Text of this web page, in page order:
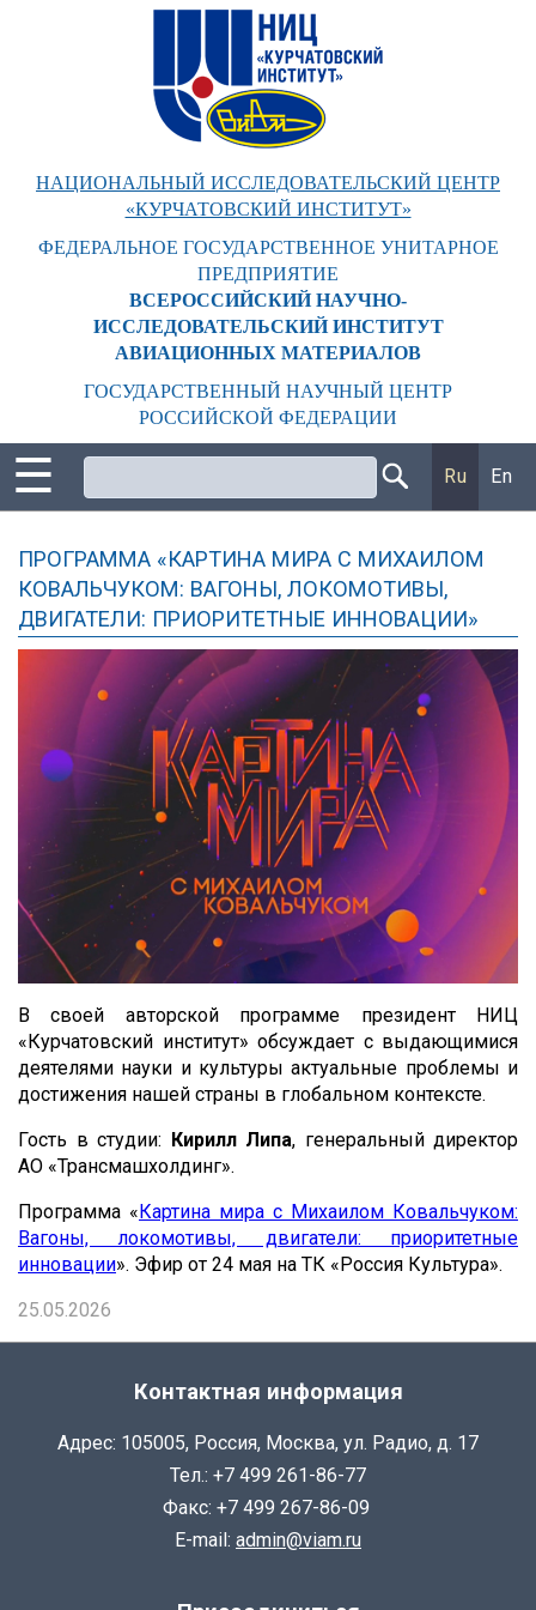
НАЦИОНАЛЬНЫЙ ИССЛЕДОВАТЕЛЬСКИЙ ЦЕНТР
«КУРЧАТОВСКИЙ ИНСТИТУТ»
ФЕДЕРАЛЬНОЕ ГОСУДАРСТВЕННОЕ УНИТАРНОЕ
ПРЕДПРИЯТИЕ
ВСЕРОССИЙСКИЙ НАУЧНО-
ИССЛЕДОВАТЕЛЬСКИЙ ИНСТИТУТ
АВИАЦИОННЫХ МАТЕРИАЛОВ
ГОСУДАРСТВЕННЫЙ НАУЧНЫЙ ЦЕНТР
РОССИЙСКОЙ ФЕДЕРАЦИИ
☰ Ru En
ПРОГРАММА «КАРТИНА МИРА С МИХАИЛОМ
КОВАЛЬЧУКОМ: ВАГОНЫ, ЛОКОМОТИВЫ,
ДВИГАТЕЛИ: ПРИОРИТЕТНЫЕ ИННОВАЦИИ»
В своей авторской программе президент НИЦ
«Курчатовский институт» обсуждает с выдающимися
деятелями науки и культуры актуальные проблемы и
достижения нашей страны в глобальном контексте.
Гость в студии: Кирилл Липа, генеральный директор
АО «Трансмашхолдинг».
Программа «Картина мира с Михаилом Ковальчуком:
Вагоны, локомотивы, двигатели: приоритетные
инновации». Эфир от 24 мая на ТК «Россия Культура».
25.05.2026
Контактная информация
Адрес: 105005, Россия, Москва, ул. Радио, д. 17
Тел.: +7 499 261-86-77
Факс: +7 499 267-86-09
E-mail: admin@viam.ru